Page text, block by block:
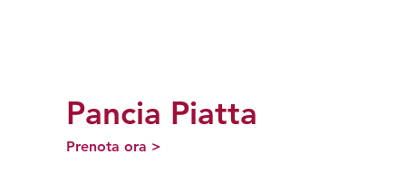
Pancia Piatta
Prenota ora >